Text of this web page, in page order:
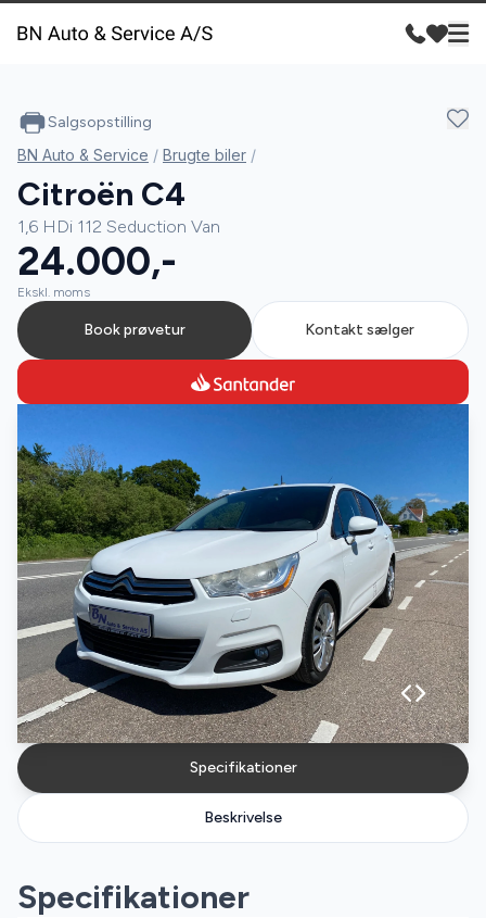
Specifikationer
Beskrivelse
Specifikationer
Salgsopstilling
BN Auto & Service / Brugte biler /
Citroën C4
1,6 HDi 112 Seduction Van
24.000,-
Ekskl. moms
Book prøvetur Kontakt sælger